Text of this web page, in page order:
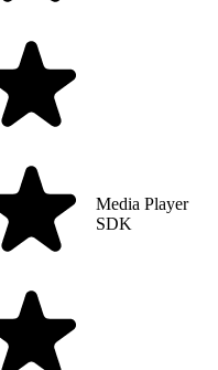
Media Player
SDK